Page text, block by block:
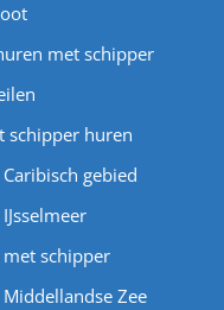
met schipper
schipper huren
gebied
schipper
Zee